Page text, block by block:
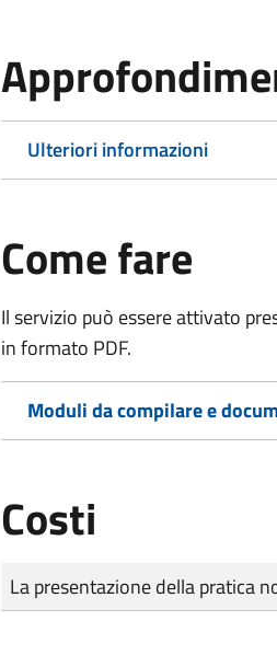
Ulteriori informazioni
Come fare
Il servizio può essere attivato
in formato PDF.
Moduli da compilare e
Costi
Tipo di pagamento
Importo
La presentazione della pratica